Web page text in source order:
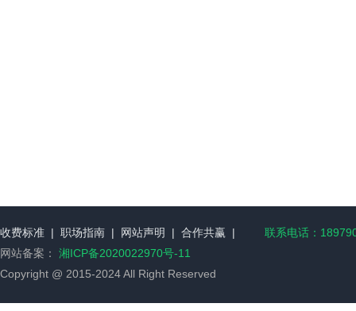
收费标准 | 职场指南 | 网站声明 | 合作共赢 |
联系电话：
网站备案： 湘ICP备2020022970号-11
Copyright @ 2015-2024 All Right Reserved